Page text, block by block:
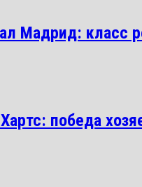
Мадрид: класс
победа